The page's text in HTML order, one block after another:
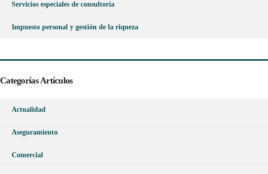
Servicios especiales de consultoría
Impuesto personal y gestión de la riqueza
Categorías Artículos
Actualidad
Aseguramiento
Comercial